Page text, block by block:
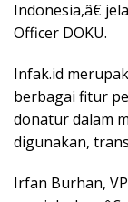
Indonesia,â€
Officer DOKU.
Infak.id
berbagai fitur
donatur dalam
digunakan,
Irfan Burhan,